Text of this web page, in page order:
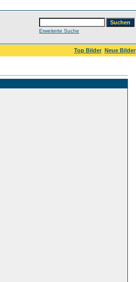
Erweiterte Suche
Top Bilder Neue Bilder